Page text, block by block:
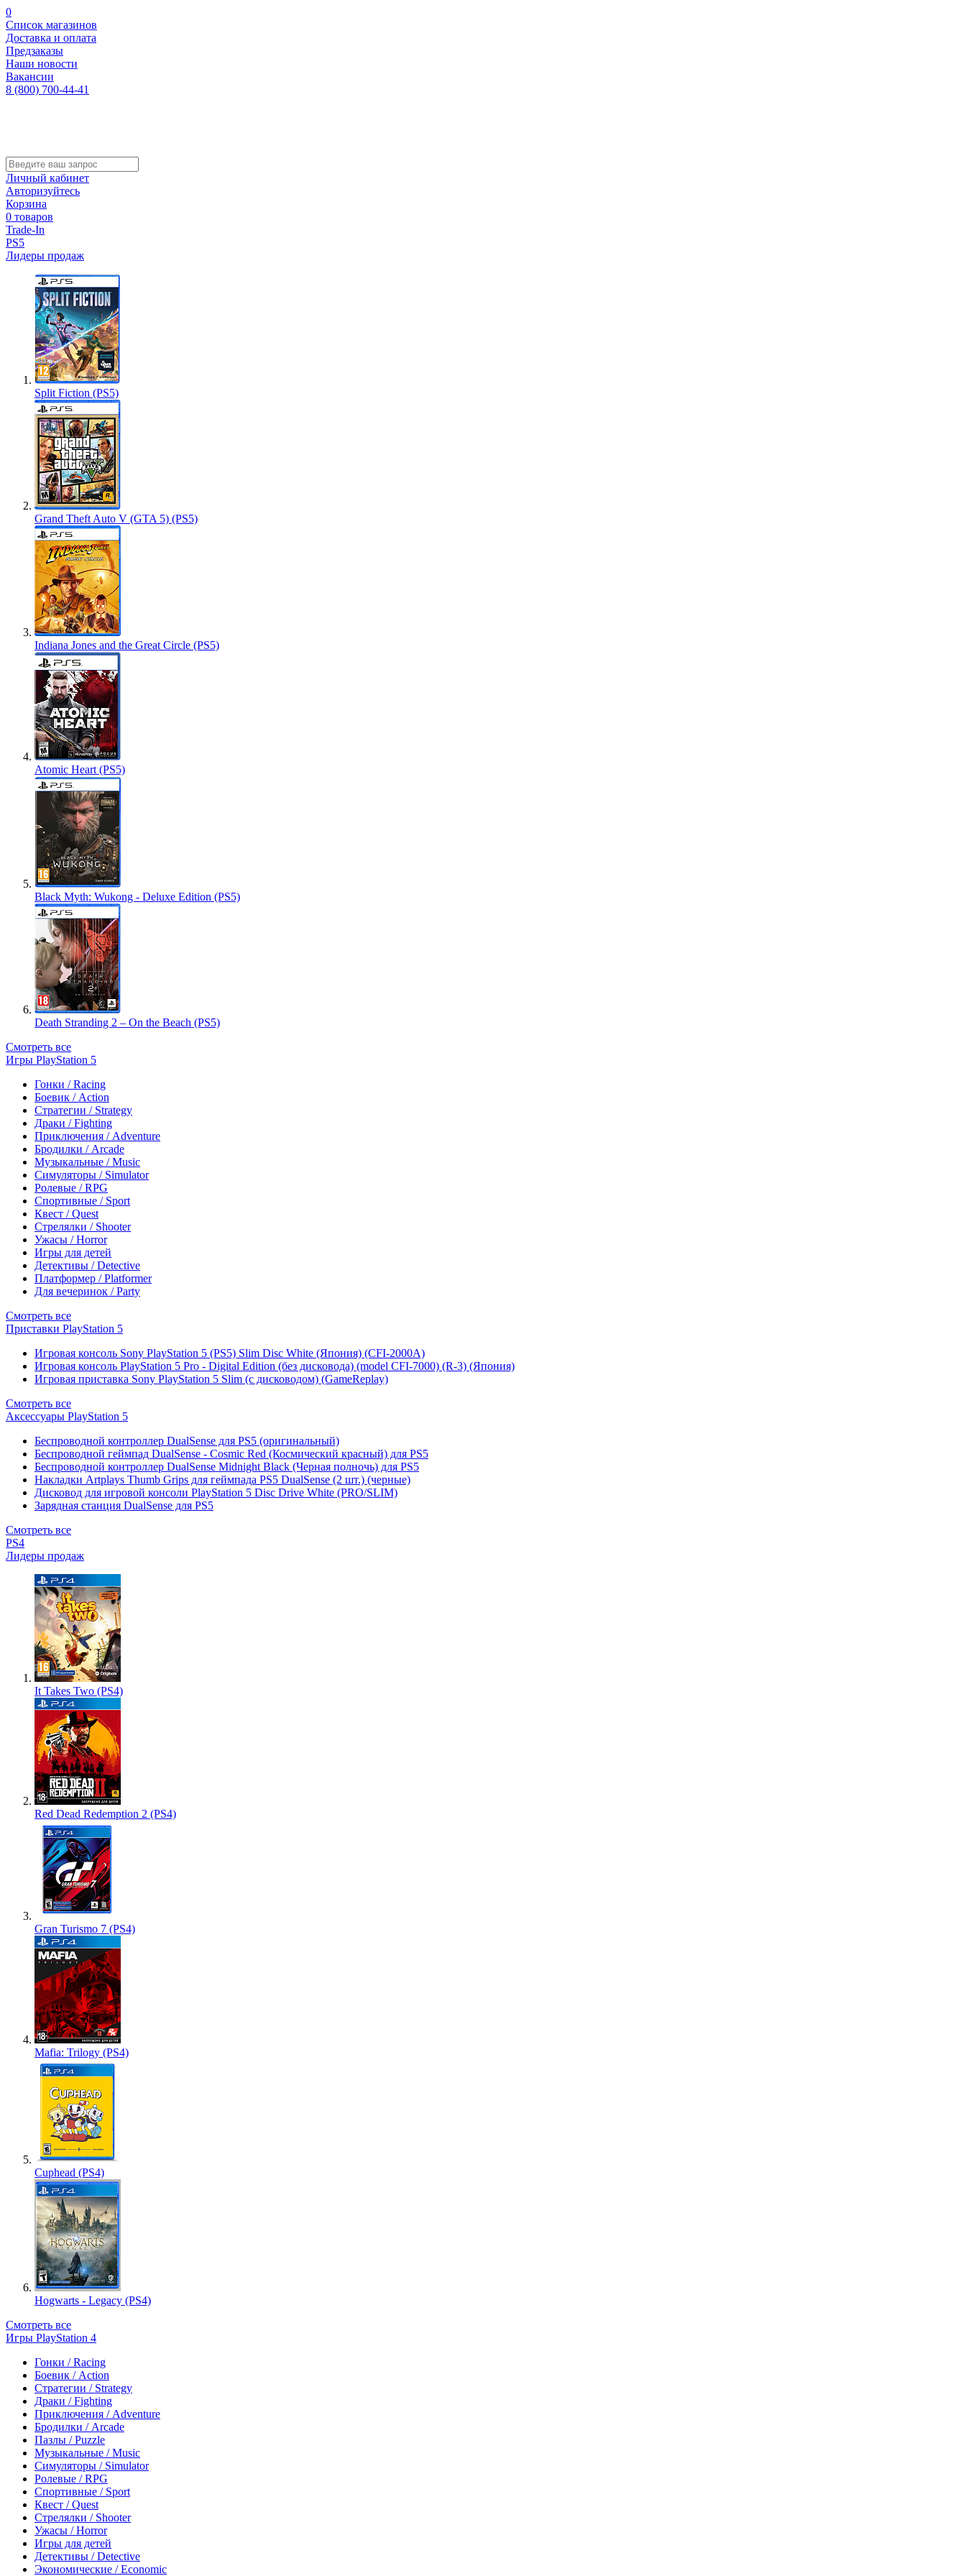
0
Список магазинов
Доставка и оплата
Предзаказы
Наши новости
Вакансии
8 (800) 700-44-41
Личный кабинет
Авторизуйтесь
Корзина
0 товаров
Trade-In
PS5
Лидеры продаж
Split Fiction (PS5)
Grand Theft Auto V (GTA 5) (PS5)
Indiana Jones and the Great Circle (PS5)
Atomic Heart (PS5)
Black Myth: Wukong - Deluxe Edition (PS5)
Death Stranding 2 – On the Beach (PS5)
Смотреть все
Игры PlayStation 5
Гонки / Racing
Боевик / Action
Стратегии / Strategy
Драки / Fighting
Приключения / Adventure
Бродилки / Arcade
Музыкальные / Music
Симуляторы / Simulator
Ролевые / RPG
Спортивные / Sport
Квест / Quest
Стрелялки / Shooter
Ужасы / Horror
Игры для детей
Детективы / Detective
Платформер / Platformer
Для вечеринок / Party
Смотреть все
Приставки PlayStation 5
Игровая консоль Sony PlayStation 5 (PS5) Slim Disc White (Япония) (CFI-2000A)
Игровая консоль PlayStation 5 Pro - Digital Edition (без дисковода) (model CFI-7000) (R-3) (Япония)
Игровая приставка Sony PlayStation 5 Slim (с дисководом) (GameReplay)
Смотреть все
Аксессуары PlayStation 5
Беспроводной контроллер DualSense для PS5 (оригинальный)
Беспроводной геймпад DualSense - Cosmic Red (Космический красный) для PS5
Беспроводной контроллер DualSense Midnight Black (Черная полночь) для PS5
Накладки Artplays Thumb Grips для геймпада PS5 DualSense (2 шт.) (черные)
Дисковод для игровой консоли PlayStation 5 Disc Drive White (PRO/SLIM)
Зарядная станция DualSense для PS5
Смотреть все
PS4
Лидеры продаж
It Takes Two (PS4)
Red Dead Redemption 2 (PS4)
Gran Turismo 7 (PS4)
Mafia: Trilogy (PS4)
Cuphead (PS4)
Hogwarts - Legacy (PS4)
Смотреть все
Игры PlayStation 4
Гонки / Racing
Боевик / Action
Стратегии / Strategy
Драки / Fighting
Приключения / Adventure
Бродилки / Arcade
Пазлы / Puzzle
Музыкальные / Music
Симуляторы / Simulator
Ролевые / RPG
Спортивные / Sport
Квест / Quest
Стрелялки / Shooter
Ужасы / Horror
Игры для детей
Детективы / Detective
Экономические / Economic